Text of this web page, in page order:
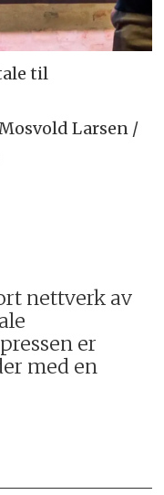
til
Larsen /
nettverk av
er
med en